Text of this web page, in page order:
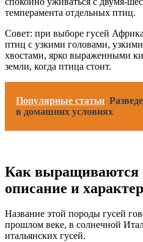
темперамента отдельных птиц.
Совет: при выборе гусей
птиц с узкими головами,
хвостами, ярко выраженными
земли, когда птица стоит.
Популярные статьи
в домашних условиях
Как выращиваются
описание и
Название этой породы гусей
прошлом веке, в солнечной
итальянских гусей.